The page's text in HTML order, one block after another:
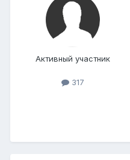
Активный участник
317